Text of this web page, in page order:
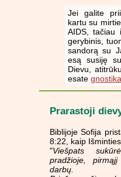
Jei galite
kartu su
AIDS, tačiau
gerybinis,
sandorą su
esą susiję
Dievu,
esate
Prarastoji
Biblijoje Sofija
8:22, kaip
"Viešpats
pradžioje,
darbų.